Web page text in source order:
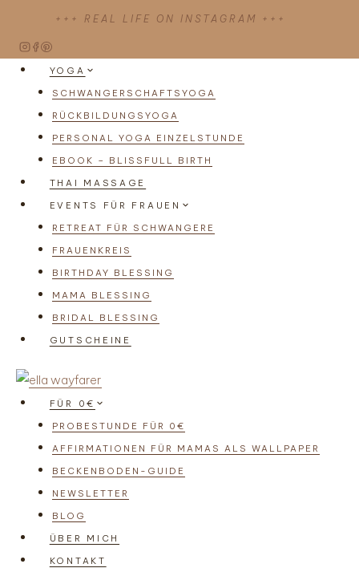
springen
+++ REAL LIFE ON INSTAGRAM +++
YOGA
SCHWANGERSCHAFTSYOGA
RÜCKBILDUNGSYOGA
PERSONAL YOGA EINZELSTUNDE
EBOOK – BLISSFULL BIRTH
THAI MASSAGE
EVENTS FÜR FRAUEN
RETREAT FÜR SCHWANGERE
FRAUENKREIS
BIRTHDAY BLESSING
MAMA BLESSING
BRIDAL BLESSING
GUTSCHEINE
FÜR 0€
PROBESTUNDE FÜR 0€
AFFIRMATIONEN FÜR MAMAS ALS WALLPAPER
BECKENBODEN-GUIDE
NEWSLETTER
BLOG
ÜBER MICH
KONTAKT